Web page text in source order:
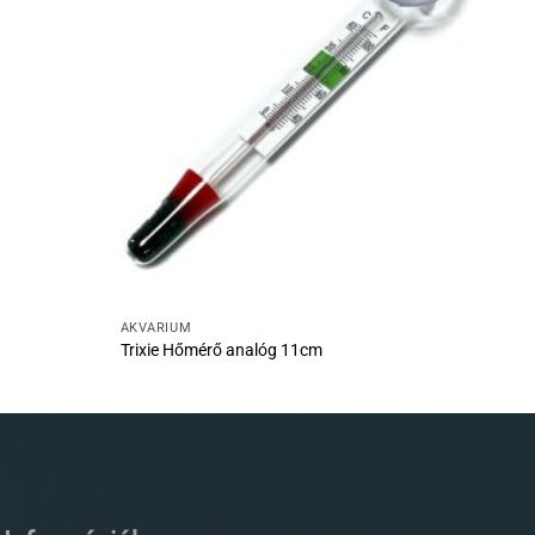
AKVÁRIUM
Trixie Hőmérő analóg 11cm